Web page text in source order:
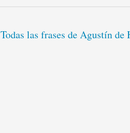
Todas las frases de Agustín de